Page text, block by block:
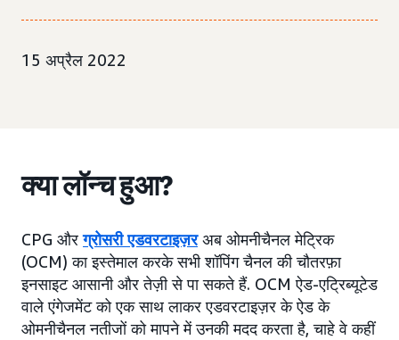
15 अप्रैल 2022
क्या लॉन्च हुआ?
CPG औरग्रोसरी एडवरटाइज़रअब ओमनीचैनल मेट्रिक
(OCM) का इस्तेमाल करके सभी शॉपिंग चैनल की चौतरफ़ा
इनसाइट आसानी और तेज़ी से पा सकते हैं. OCM ऐड-एट्रिब्यूटेड
वाले एंगेजमेंट को एक साथ लाकर एडवरटाइज़र के ऐड के
ओमनीचैनल नतीजों को मापने में उनकी मदद करता है, चाहे वे कहीं